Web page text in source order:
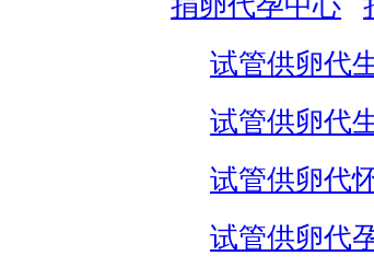
试管供卵代
试管供卵代
试管供卵代
试管供卵代